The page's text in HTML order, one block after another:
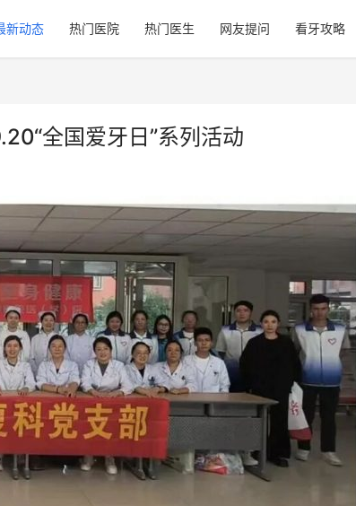
新动态 热门医院 热门医生 网友提问 看牙攻略
全国爱牙日”系列活动